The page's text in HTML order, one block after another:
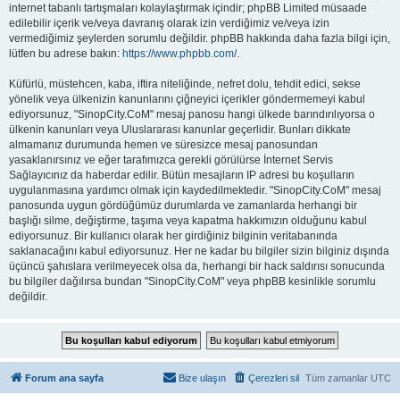
internet tabanlı tartışmaları kolaylaştırmak içindir; phpBB Limited müsaade
edilebilir içerik ve/veya davranış olarak izin verdiğimiz ve/veya izin
vermediğimiz şeylerden sorumlu değildir. phpBB hakkında daha fazla bilgi için,
lütfen bu adrese bakın: https://www.phpbb.com/.
Küfürlü, müstehcen, kaba, iftira niteliğinde, nefret dolu, tehdit edici, sekse
yönelik veya ülkenizin kanunlarını çiğneyici içerikler göndermemeyi kabul
ediyorsunuz, "SinopCity.CoM" mesaj panosu hangi ülkede barındırılıyorsa o
ülkenin kanunları veya Uluslararası kanunlar geçerlidir. Bunları dikkate
almamanız durumunda hemen ve süresizce mesaj panosundan
yasaklanırsınız ve eğer tarafımızca gerekli görülürse İnternet Servis
Sağlayıcınız da haberdar edilir. Bütün mesajların IP adresi bu koşulların
uygulanmasına yardımcı olmak için kaydedilmektedir. "SinopCity.CoM" mesaj
panosunda uygun gördüğümüz durumlarda ve zamanlarda herhangi bir
başlığı silme, değiştirme, taşıma veya kapatma hakkımızın olduğunu kabul
ediyorsunuz. Bir kullanıcı olarak her girdiğiniz bilginin veritabanında
saklanacağını kabul ediyorsunuz. Her ne kadar bu bilgiler sizin bilginiz dışında
üçüncü şahıslara verilmeyecek olsa da, herhangi bir hack saldırısı sonucunda
bu bilgiler dağılırsa bundan "SinopCity.CoM" veya phpBB kesinlikle sorumlu
değildir.
Forum ana sayfa Tüm zamanlar UTC
Çerezleri sil
Bize ulaşın